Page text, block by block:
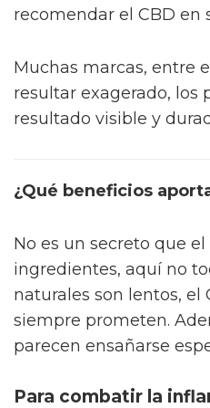
recomendar el CBD en
Muchas marcas, entre
resultar exagerado, los
resultado visible y
¿Qué beneficios
No es un secreto que
ingredientes, aquí no
naturales son lentos,
siempre prometen.
parecen ensañarse
Para combatir la